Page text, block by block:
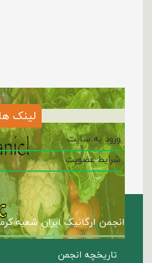
لینک ها
ورود به سایت
شرایط عضویت
انجمن ارگانیک ایران شعبه
تاریخچه انجمن